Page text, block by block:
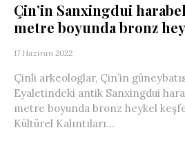
Çin’in Sanxingdui
metre boyunda bronz
17 Haziran 2022
Çinli arkeologlar, Çin’in
Eyaletindeki antik Sanxingdui
metre boyunda bronz heykel
Kültürel Kalıntıları...